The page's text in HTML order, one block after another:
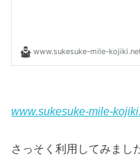
www.sukesuke-mile-
さっそく利用してみまし